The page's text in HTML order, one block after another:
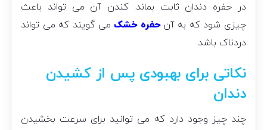
در حفره دندان ثابت بماند. کندن آن می تواند باعث
چیزی شود که به آنحفره خشکمی گویند که می تواند
دردناک باشد.
نکاتی برای بهبودی پس از کشیدن
دندان
چند چیز وجود دارد که می توانید برای سرعت بخشیدن